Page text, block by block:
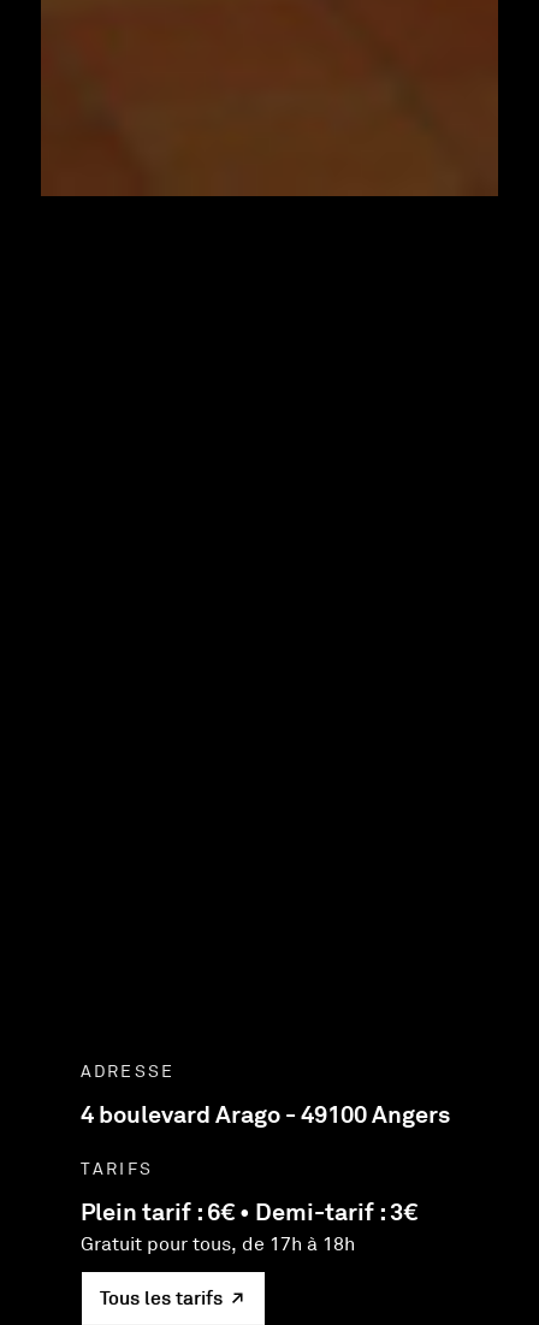
ADRESSE
4 boulevard Arago - 49100 Angers
TARIFS
Plein tarif : 6€ • Demi-tarif : 3€
Gratuit pour tous, de 17h à 18h
Tous les tarifs